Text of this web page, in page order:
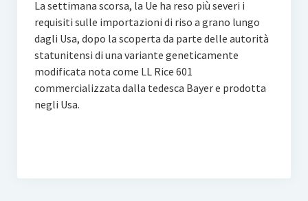
La settimana scorsa, la Ue ha reso più severi i
requisiti sulle importazioni di riso a grano lungo
dagli Usa, dopo la scoperta da parte delle autorità
statunitensi di una variante geneticamente
modificata nota come LL Rice 601
commercializzata dalla tedesca Bayer e prodotta
negli Usa.